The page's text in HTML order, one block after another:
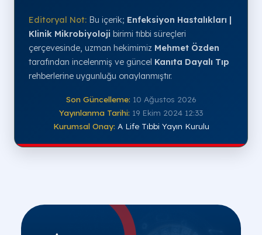
Editoryal Not: Bu içerik; Enfeksiyon Hastalıkları |
Klinik Mikrobiyoloji birimi tıbbi süreçleri
çerçevesinde, uzman hekimimiz Mehmet Özden
tarafından incelenmiş ve güncel Kanıta Dayalı Tıp
rehberlerine uygunluğu onaylanmıştır.
Son Güncelleme: 10 Ağustos 2026
Yayınlanma Tarihi: 19 Ekim 2024 12:33
Kurumsal Onay: A Life Tıbbi Yayın Kurulu